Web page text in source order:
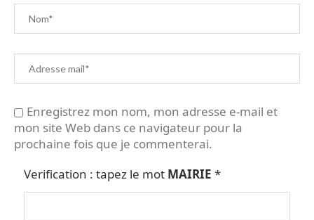
Enregistrez mon nom, mon adresse e-mail et
mon site Web dans ce navigateur pour la
prochaine fois que je commenterai.
Verification : tapez le mot MAIRIE *